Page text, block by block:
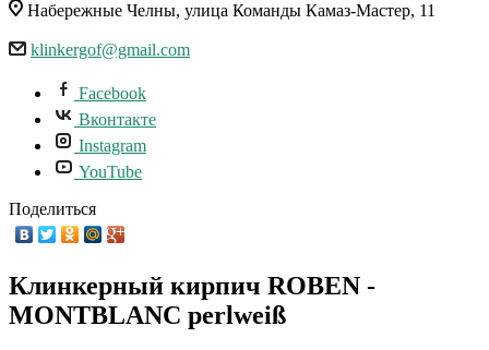
Набережные Челны, улица Команды Камаз-Мастер, 11
klinkergof@gmail.com
Facebook
Вконтакте
Instagram
YouTube
Поделиться
Клинкерный кирпич ROBEN -
MONTBLANC perlweiß